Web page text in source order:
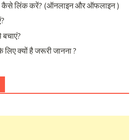
कैसे लिंक करें? (ऑनलाइन और ऑफलाइन )
क्यों है जरूरी जानना ?